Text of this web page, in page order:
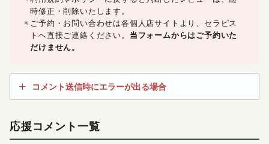
時修正・削除いたします。
ご予約・お問い合わせは各個人店サイトより、セラピス
トへ直接ご連絡ください。 当フォームからはご予約いた
だけません。
コメント送信時にエラーが出る場合
応援コメント一覧